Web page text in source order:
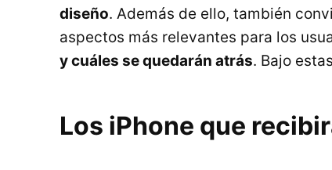
diseño. Además de ello, también
aspectos más relevantes para los
y cuáles se quedarán atrás. Bajo
Los iPhone que